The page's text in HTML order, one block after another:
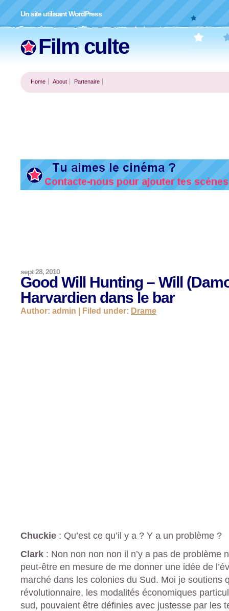
Film culte
Un site utilisant WordPress
Home About Partenaire
Good Will Hunting – Will
Harvardien dans le bar
sept 28, 2010
Author: admin | Filed under: Drame
Chuckie : Qu’est ce qu’il y a ? Y a un problème ?
Clark : Non non non non il n’y a pas de problème
peut-être en mesure de me donner une idée de
marché dans les colonies du Sud. Moi je soutiens
révolutionnaire, les modalités économiques
sud, pouvaient être définies avec justesse par les